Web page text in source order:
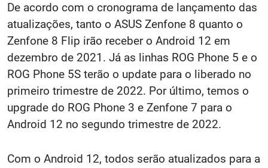
De acordo com o cronograma de lançamento das
atualizações, tanto o ASUS Zenfone 8 quanto o
Zenfone 8 Flip irão receber o Android 12 em
dezembro de 2021. Já as linhas ROG Phone 5 e o
ROG Phone 5S terão o update para o liberado no
primeiro trimestre de 2022. Por último, temos o
upgrade do ROG Phone 3 e Zenfone 7 para o
Android 12 no segundo trimestre de 2022.
Com o Android 12, todos serão atualizados para a